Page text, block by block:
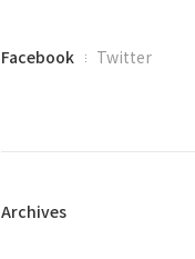
페
플
Facebook Twitter
Archives